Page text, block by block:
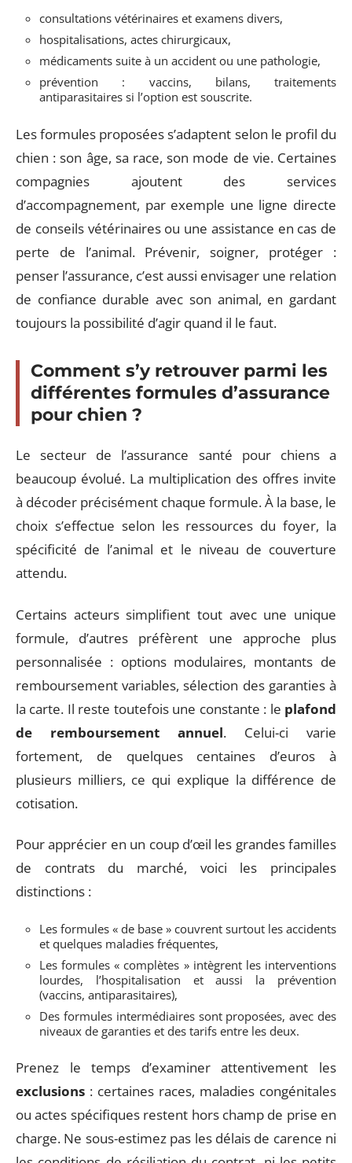
consultations vétérinaires et examens divers,
hospitalisations, actes chirurgicaux,
médicaments suite à un accident ou une pathologie,
prévention : vaccins, bilans, traitements
antiparasitaires si l’option est souscrite.
Les formules proposées s’adaptent selon le profil du
chien : son âge, sa race, son mode de vie. Certaines
compagnies ajoutent des services
d’accompagnement, par exemple une ligne directe
de conseils vétérinaires ou une assistance en cas de
perte de l’animal. Prévenir, soigner, protéger :
penser l’assurance, c’est aussi envisager une relation
de confiance durable avec son animal, en gardant
toujours la possibilité d’agir quand il le faut.
Comment s’y retrouver parmi les
différentes formules d’assurance
pour chien ?
Le secteur de l’assurance santé pour chiens a
beaucoup évolué. La multiplication des offres invite
à décoder précisément chaque formule. À la base, le
choix s’effectue selon les ressources du foyer, la
spécificité de l’animal et le niveau de couverture
attendu.
Certains acteurs simplifient tout avec une unique
formule, d’autres préfèrent une approche plus
personnalisée : options modulaires, montants de
remboursement variables, sélection des garanties à
la carte. Il reste toutefois une constante : le plafond
de remboursement annuel. Celui-ci varie
fortement, de quelques centaines d’euros à
plusieurs milliers, ce qui explique la différence de
cotisation.
Pour apprécier en un coup d’œil les grandes familles
de contrats du marché, voici les principales
distinctions :
Les formules « de base » couvrent surtout les accidents
et quelques maladies fréquentes,
Les formules « complètes » intègrent les interventions
lourdes, l’hospitalisation et aussi la prévention
(vaccins, antiparasitaires),
Des formules intermédiaires sont proposées, avec des
niveaux de garanties et des tarifs entre les deux.
Prenez le temps d’examiner attentivement les
exclusions : certaines races, maladies congénitales
ou actes spécifiques restent hors champ de prise en
charge. Ne sous-estimez pas les délais de carence ni